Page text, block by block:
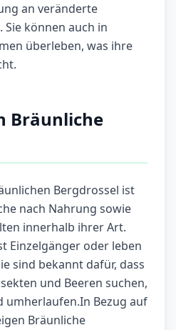
an veränderte
können auch in
überleben, was ihre
Bräunliche
Bergdrossel ist
nach Nahrung sowie
innerhalb ihrer Art.
Einzelgänger oder leben
sind bekannt dafür, dass
und Beeren suchen,
umherlaufen.In Bezug auf
Bräunliche